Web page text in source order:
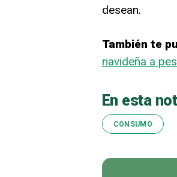
desean.
También te
navideña a
En esta
CONSUMO